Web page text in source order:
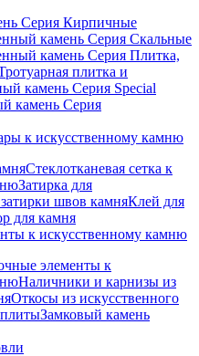
Серия Кирпичные
камень Серия Скальные
камень Серия Плитка,
плитка и
камень Серия Special
камень Серия
к искусственному камню
Стеклотканевая сетка к
Затирка для
швов камняКлей для
для камня
к искусственному камню
элементы к
Наличники и карнизы из
Откосы из искусственного
Замковый камень